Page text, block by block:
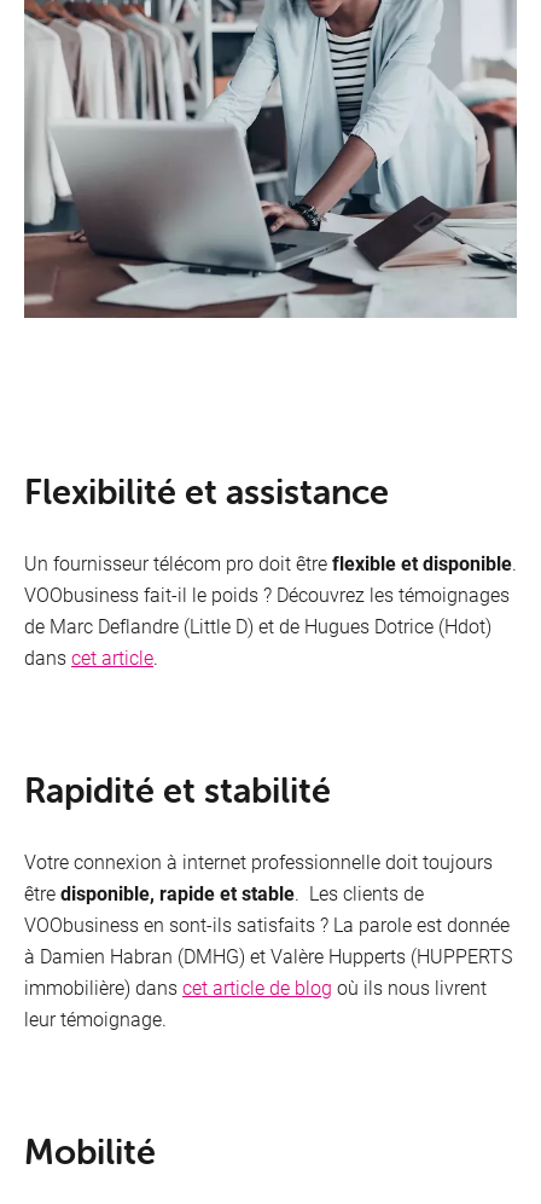
Flexibilité et assistance
Un fournisseur télécom pro doit êtreflexible et disponible.
VOObusiness fait-il le poids ? Découvrez les témoignages
de Marc Deflandre (Little D) et de Hugues Dotrice (Hdot)
danscet article.
Rapidité et stabilité
Votre connexion à internet professionnelle doit toujours
êtredisponible, rapide et stable. Les clients de
VOObusiness en sont-ils satisfaits ? La parole est donnée
à Damien Habran (DMHG) et Valère Hupperts (HUPPERTS
immobilière) danscet article de blog où ils nous livrent
leur témoignage.
Mobilité